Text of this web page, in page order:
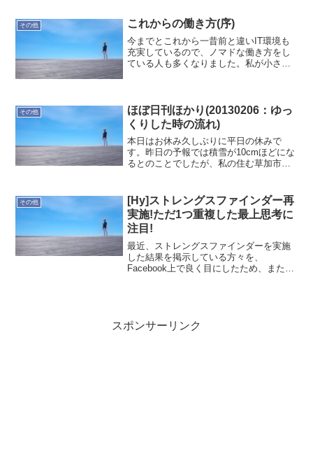
その他 これからの働き方(序)
今までとこれから一昔前と違いIT環境も
充実しているので、ノマドな働き方をし
ている人も多くなりました。私が小さい
し・・・USから来たエン...
その他
ほぼ日刊ほかり(20130206：ゆっ
くりした時の流れ)
本日はお休み久しぶりに平日の休みで
す。昨日の予報では積雪が10cmほどにな
るとのことでしたが、私の住む草加市で
ので、予定していた用事も無事終了。良
かったです。朝の通勤は...
その他
[Hy]ストレングスファインダー再
実施!ただ1つ重複した最上思考に
注目!
最近、ストレングスファインダーを実施
した結果を掲示している方々を、
Facebook上で良く目にしたため、また受
スポンサーリンク